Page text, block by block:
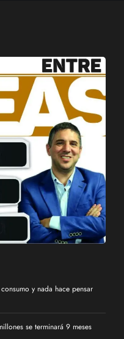
y nada hace pensar
se terminará 9 meses